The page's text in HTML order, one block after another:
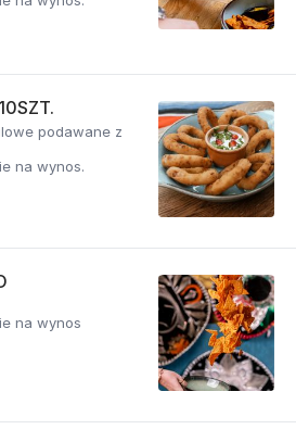
podawane z
na wynos.
na wynos